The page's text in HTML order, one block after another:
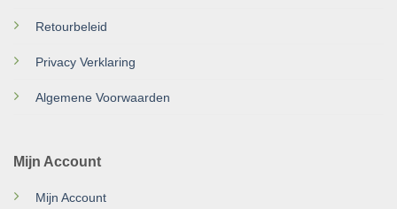
Retourbeleid
Privacy Verklaring
Algemene Voorwaarden
Mijn Account
Mijn Account